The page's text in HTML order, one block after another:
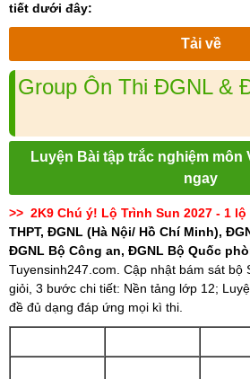
tiết dưới đây:
Tải về
Group Ôn Thi ĐGNL &
Luyện Bài tập trắc nghiệm môn
ngay
>> 2K9 Chú ý! Lộ Trình Sun 2027 - 1
THPT, ĐGNL (Hà Nội/ Hồ Chí Minh),
ĐGNL Bộ Công an, ĐGNL Bộ Quốc
Tuyensinh247.com. Cập nhật bám sát bộ
giỏi, 3 bước chi tiết: Nền tảng lớp 12;
đề đủ dạng đáp ứng mọi kì thi.